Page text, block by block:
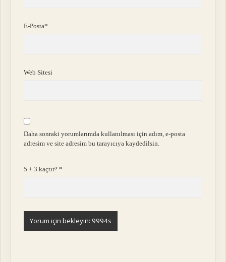
E-Posta*
Web Sitesi
Daha sonraki yorumlarımda kullanılması için adım, e-posta
adresim ve site adresim bu tarayıcıya kaydedilsin.
5 + 3 kaçtır?*